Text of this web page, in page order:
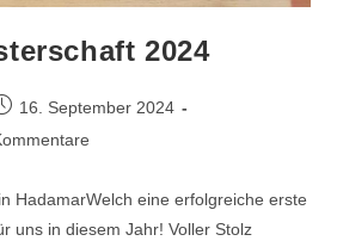
2024
16. September 2024
HadamarWelch eine erfolgreiche erste
uns in diesem Jahr! Voller Stolz